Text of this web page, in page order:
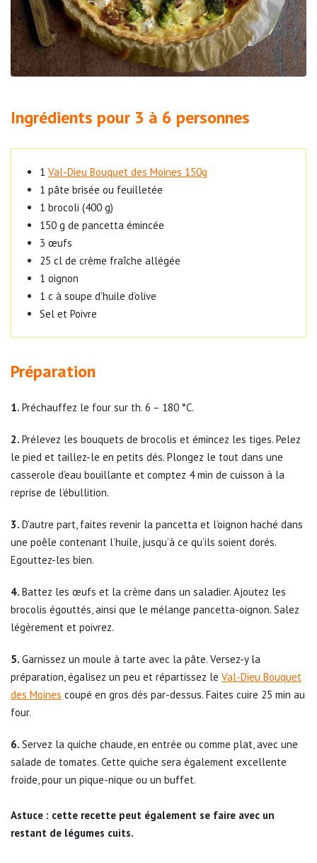
Ingrédients pour 3 à 6 personnes
1 Val-Dieu Bouquet des Moines 150g
1 pâte brisée ou feuilletée
1 brocoli (400 g)
150 g de pancetta émincée
3 œufs
25 cl de crème fraîche allégée
1 oignon
1 c à soupe d’huile d’olive
Sel et Poivre
Préparation
Préchauffez le four sur th. 6 – 180 °C.
Prélevez les bouquets de brocolis et émincez les tiges. Pelez
le pied et taillez-le en petits dés. Plongez le tout dans une
casserole d’eau bouillante et comptez 4 min de cuisson à la
reprise de l’ébullition.
D’autre part, faites revenir la pancetta et l’oignon haché dans
une poêle contenant l’huile, jusqu’à ce qu’ils soient dorés.
Egouttez-les bien.
Battez les œufs et la crème dans un saladier. Ajoutez les
brocolis égouttés, ainsi que le mélange pancetta-oignon. Salez
légèrement et poivrez.
Garnissez un moule à tarte avec la pâte. Versez-y la
préparation, égalisez un peu et répartissez le Val-Dieu Bouquet
des Moines coupé en gros dés par-dessus. Faites cuire 25 min au
four.
Servez la quiche chaude, en entrée ou comme plat, avec une
salade de tomates. Cette quiche sera également excellente
froide, pour un pique-nique ou un buffet.
Astuce : cette recette peut également se faire avec un
restant de légumes cuits.